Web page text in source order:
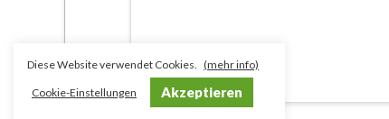
Diese Website verwendet Cookies. (mehr info)
Cookie-Einstellungen Akzeptieren